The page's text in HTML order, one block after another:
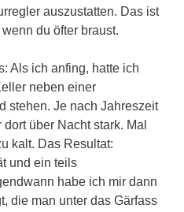
auszustatten. Das ist
du öfter braust.
Als ich anfing, hatte ich
neben einer
stehen. Je nach Jahreszeit
über Nacht stark. Mal
kalt. Das Resultat:
und ein teils
habe ich mir dann
die man unter das Gärfass